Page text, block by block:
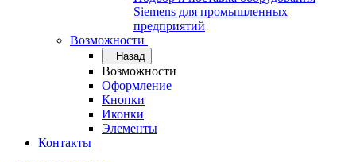
Siemens для промышленных
предприятий
Возможности
Назад
Возможности
Оформление
Кнопки
Иконки
Элементы
Контакты